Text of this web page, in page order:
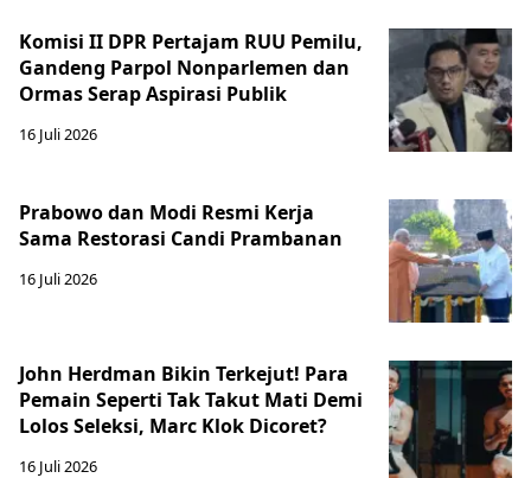
Komisi II DPR Pertajam RUU Pemilu,
Gandeng Parpol Nonparlemen dan
Ormas Serap Aspirasi Publik
16 Juli 2026
Prabowo dan Modi Resmi Kerja
Sama Restorasi Candi Prambanan
16 Juli 2026
John Herdman Bikin Terkejut! Para
Pemain Seperti Tak Takut Mati Demi
Lolos Seleksi, Marc Klok Dicoret?
16 Juli 2026